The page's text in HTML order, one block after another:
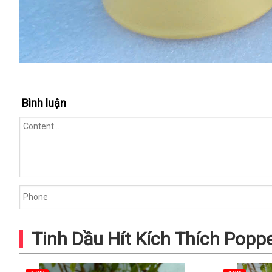
Bình luận
Tinh Dầu Hít Kích Thích